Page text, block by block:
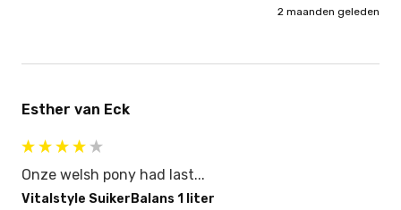
2 maanden geleden
Esther van Eck
Onze welsh pony had last...
Vitalstyle SuikerBalans 1 liter